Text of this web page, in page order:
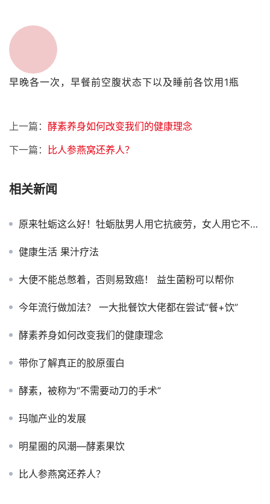
早晚各一次，早餐前空腹状态下以及睡前各饮用1瓶
上一篇： 酵素养身如何改变我们的健康理念
下一篇：
比人参燕窝还养人？
相关新闻
原来牡蛎这么好！牡蛎肽男人用它抗疲劳，女人用它不显老！
健康生活 果汁疗法
大便不能总憋着，否则易致癌！ 益生菌粉可以帮你
今年流行做加法？ 一大批餐饮大佬都在尝试“餐+饮”
酵素养身如何改变我们的健康理念
带你了解真正的胶原蛋白
酵素，被称为“不需要动刀的手术”
玛咖产业的发展
明星圈的风潮—酵素果饮
比人参燕窝还养人？